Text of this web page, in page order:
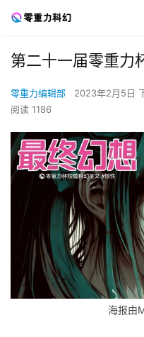
第二十一届零重力
零重力编辑部 2023年2月5日
阅读 1186
海报由